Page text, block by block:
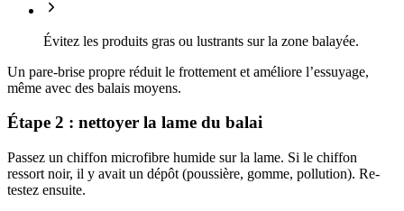
Évitez les produits gras ou lustrants sur la zone balayée.
Un pare-brise propre réduit le frottement et améliore l’essuyage,
même avec des balais moyens.
Étape 2 : nettoyer la lame du balai
Passez un chiffon microfibre humide sur la lame. Si le chiffon
ressort noir, il y avait un dépôt (poussière, gomme, pollution). Re-
testez ensuite.